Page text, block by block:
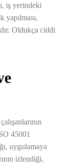
iş yerindeki
yapılması,
Oldukça ciddi
45001
uygulamaya
izlendiği,